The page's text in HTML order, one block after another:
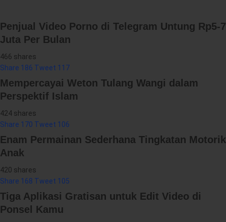
Penjual Video Porno di Telegram Untung Rp5-7
Juta Per Bulan
466 shares
Share 186 Tweet 117
Mempercayai Weton Tulang Wangi dalam
Perspektif Islam
424 shares
Share 170 Tweet 106
Enam Permainan Sederhana Tingkatan Motorik
Anak
420 shares
Share 168 Tweet 105
Tiga Aplikasi Gratisan untuk Edit Video di
Ponsel Kamu